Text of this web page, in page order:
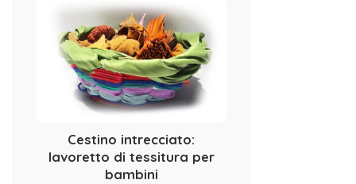
Cestino intrecciato:
lavoretto di tessitura per
bambini